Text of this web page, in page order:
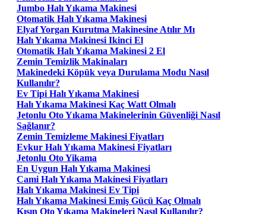
Jumbo Halı Yıkama Makinesi
Otomatik Halı Yıkama Makinesi
Elyaf Yorgan Kurutma Makinesine Atılır Mı
Halı Yıkama Makinesi Ikinci El
Otomatik Halı Yıkama Makinesi 2 El
Zemin Temizlik Makinaları
Makinedeki Köpük veya Durulama Modu Nasıl
Kullanılır?
Ev Tipi Halı Yıkama Makinesi
Halı Yıkama Makinesi Kaç Watt Olmalı
Jetonlu Oto Yıkama Makinelerinin Güvenliği Nasıl
Sağlanır?
Zemin Temizleme Makinesi Fiyatları
Evkur Halı Yıkama Makinesi Fiyatları
Jetonlu Oto Yikama
En Uygun Halı Yıkama Makinesi
Cami Halı Yıkama Makinesi Fiyatları
Halı Yıkama Makinesi Ev Tipi
Halı Yıkama Makinesi Emiş Gücü Kaç Olmalı
Kışın Oto Yıkama Makineleri Nasıl Kullanılır?